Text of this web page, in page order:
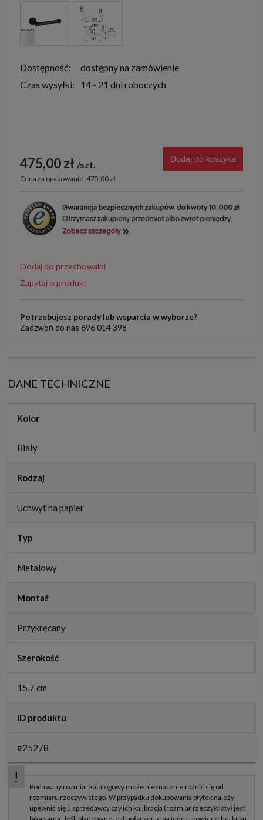
Dostępność:
dostępny na zamówienie
Czas wysyłki:
14 - 21 dni roboczych
475,00 zł szt.
Cena za opakowanie: 475,00 zł
Dodaj do koszyka
Dodaj do przechowalni
Zapytaj o produkt
Potrzebujesz porady lub wsparcia w wyborze?
Zadzwoń do nas 696 014 398
DANE TECHNICZNE
Kolor
Biały
Rodzaj
Uchwyt na papier
Typ
Metalowy
Montaż
Przykręcany
Szerokość
15.7 cm
ID produktu
#25278